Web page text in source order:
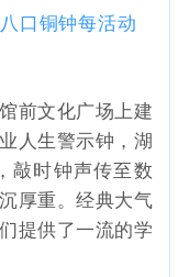
口铜钟每活动
前文化广场上建
人生警示钟，湖
敲时钟声传至数
厚重。经典大气
提供了一流的学